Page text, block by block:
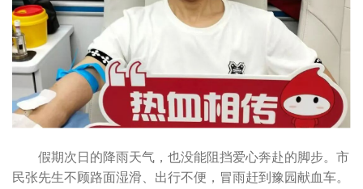
假期次日的降雨天气，也没能阻挡爱心奔赴的脚步。市
民张先生不顾路面湿滑、出行不便，冒雨赶到豫园献血车。